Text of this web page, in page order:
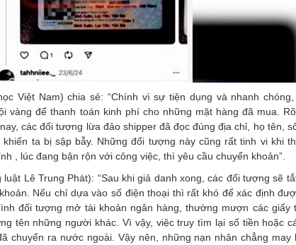
Việt Nam) chia sẻ: “Chính vì sự tiện dụng và nhanh chóng,
vàng để thanh toán kinh phí cho những mặt hàng đã mua.
các đối tượng lừa đảo shipper đã đọc đúng địa chỉ, họ tên,
ta bị sập bẫy. Những đối tượng này cũng rất tinh vi khi
, lúc đang bận rộn với công việc, thì yêu cầu chuyển khoản”.
Lê Trung Phát): “Sau khi giả danh xong, các đối tượng sẽ
Nếu chỉ dựa vào số điện thoại thì rất khó để xác định
đối tượng mở tài khoản ngân hàng, thường mượn các giấy
tên những người khác. Vì vậy, việc truy tìm lại số tiền hoặc
chuyển ra nước ngoài. Vậy nên, những nạn nhân chẳng may